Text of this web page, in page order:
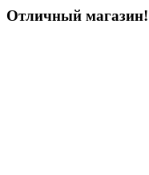
Отличный магазин!